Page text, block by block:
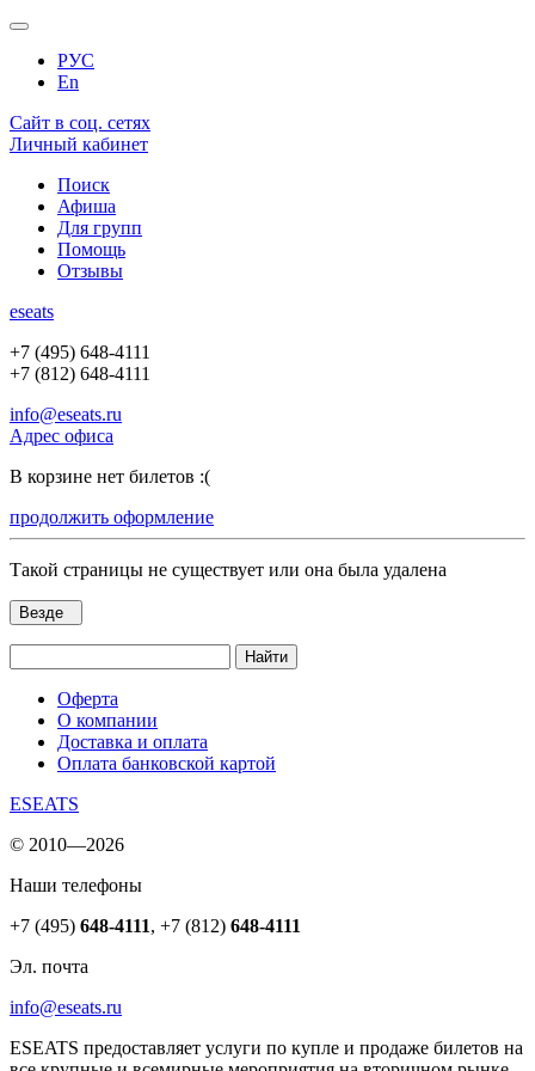
РУС
En
Сайт в соц. сетях
Личный кабинет
Поиск
Афиша
Для групп
Помощь
Отзывы
eseats
+7 (495) 648-4111
+7 (812) 648-4111
info@eseats.ru
Адрес офиса
В корзине нет билетов :(
продолжить оформление
Такой страницы не существует или она была удалена
Везде
Найти
Оферта
О компании
Доставка и оплата
Оплата банковской картой
ESEATS
© 2010—2026
Наши телефоны
+7 (495) 648-4111, +7 (812) 648-4111
Эл. почта
info@eseats.ru
ESEATS предоставляет услуги по купле и продаже билетов на